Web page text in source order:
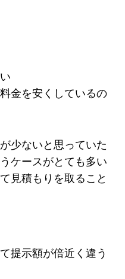
金を安くしているの
少ないと思っていた
ケースがとても多い
見積もりを取ること
提示額が倍近く違う